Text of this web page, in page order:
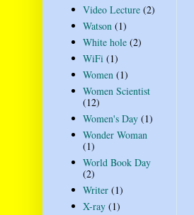
Video Lecture (2)
Watson (1)
White hole (2)
WiFi (1)
Women (1)
Women Scientist
(12)
Women's Day (1)
Wonder Woman
(1)
World Book Day
(2)
Writer (1)
X-ray (1)